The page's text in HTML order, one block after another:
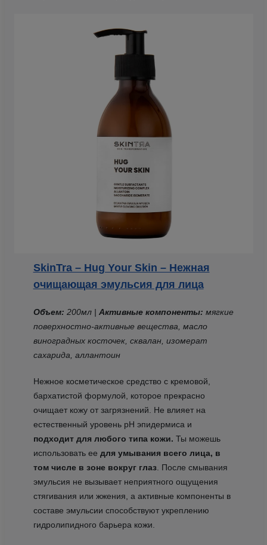
SkinTra – Hug Your Skin – Нежная
очищающая эмульсия для лица
Объем: 200мл | Активные компоненты: мягкие
поверхностно-активные вещества, масло
виноградных косточек, сквалан, изомерат
сахарида, аллантоин
Нежное косметическое средство с кремовой,
бархатистой формулой, которое прекрасно
очищает кожу от загрязнений. Не влияет на
естественный уровень pH эпидермиса и
подходит для любого типа кожи. Ты можешь
использовать ее для умывания всего лица, в
том числе в зоне вокруг глаз. После смывания
эмульсия не вызывает неприятного ощущения
стягивания или жжения, а активные компоненты в
составе эмульсии способствуют укреплению
гидролипидного барьера кожи.